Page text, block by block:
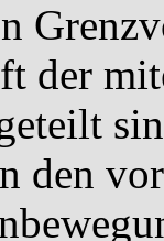
der
den